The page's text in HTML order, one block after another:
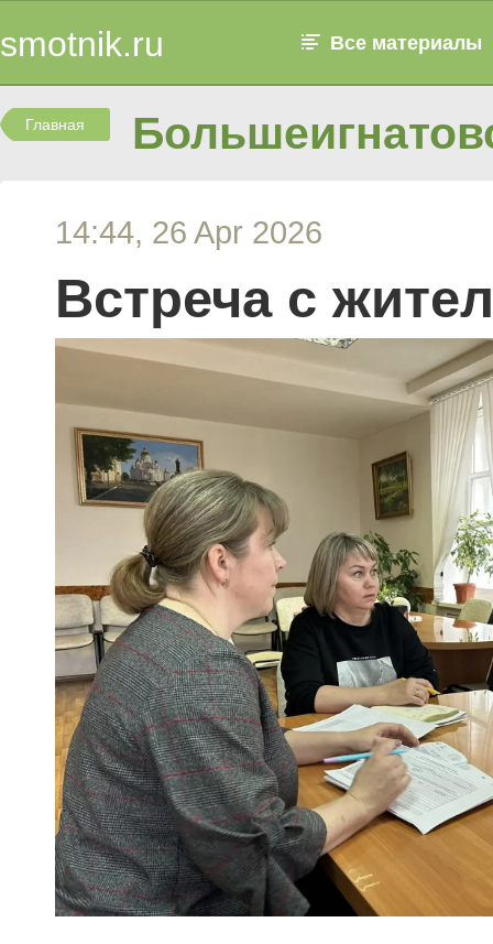
smotnik.ru Все материалы
Главная
14:44, 26 Apr 2026
Встреча с